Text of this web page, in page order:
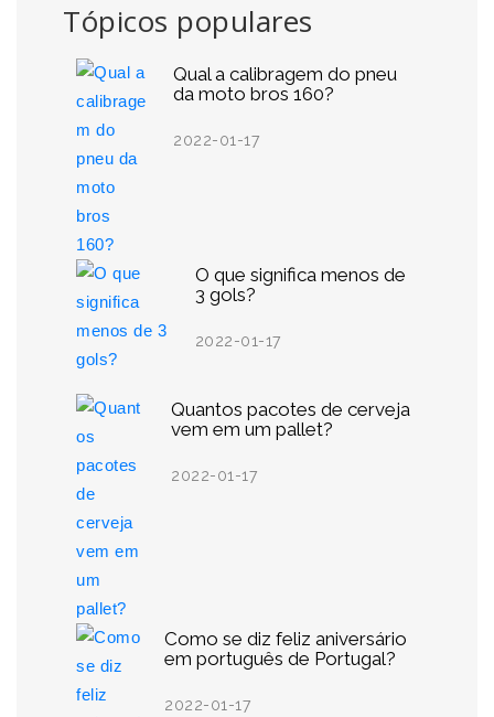
Tópicos populares
Qual a calibragem do pneu
da moto bros 160?
2022-01-17
O que significa menos de
3 gols?
2022-01-17
Quantos pacotes de cerveja
vem em um pallet?
2022-01-17
Como se diz feliz aniversário
em português de Portugal?
2022-01-17